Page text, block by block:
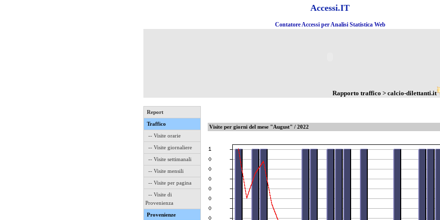
Accessi.IT
Contatore Accessi per Analisi Statistica Web
Rapporto traffico > calcio-dilettanti.it
Report
Traffico
-- Visite orarie
-- Visite giornaliere
-- Visite settimanali
-- Visite mensili
-- Visite per pagina
-- Visite di
Provenienza
Provenienze
Visite per giorni del mese "August" / 2022